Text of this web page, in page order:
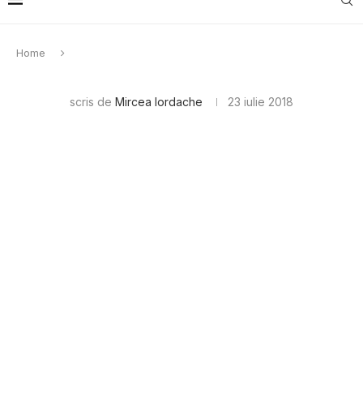
Home
scris de Mircea Iordache 23 iulie 2018